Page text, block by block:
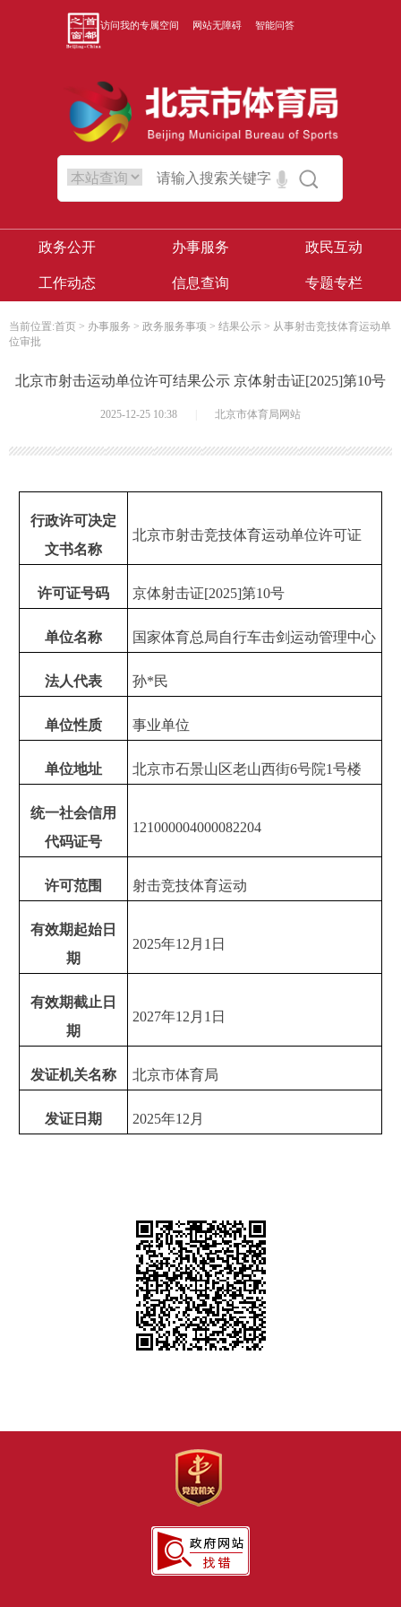
访问我的专属空间 网站无障碍 智能问答
政务公开 办事服务 政民互动
工作动态 信息查询 专题专栏
当前位置:首页 > 办事服务 > 政务服务事项 > 结果公示 > 从事射击竞技体育运动单
位审批
北京市射击运动单位许可结果公示 京体射击证[2025]第10号
2025-12-25 10:38 北京市体育局网站
行政许可决定
文书名称
北京市射击竞技体育运动单位许可证
许可证号码 京体射击证[2025]第10号
单位名称 国家体育总局自行车击剑运动管理中心
法人代表 孙*民
单位性质 事业单位
单位地址 北京市石景山区老山西街6号院1号楼
统一社会信用
代码证号
121000004000082204
许可范围 射击竞技体育运动
有效期起始日
期
2025年12月1日
有效期截止日
期
2027年12月1日
发证机关名称 北京市体育局
发证日期 2025年12月